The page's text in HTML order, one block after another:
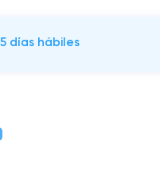
días hábiles